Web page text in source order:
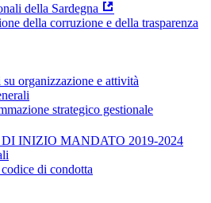
della Sardegna
della corruzione e della trasparenza
organizzazione e attività
strategico gestionale
INIZIO MANDATO 2019-2024
di condotta